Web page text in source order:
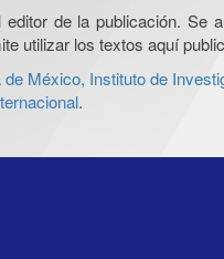
de la publicación.
utilizar los textos aquí
México, Instituto de
.